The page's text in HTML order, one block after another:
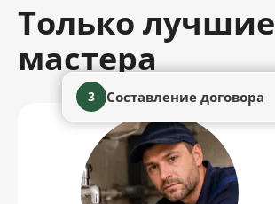
3 Составление договора
Только лучшие
мастера